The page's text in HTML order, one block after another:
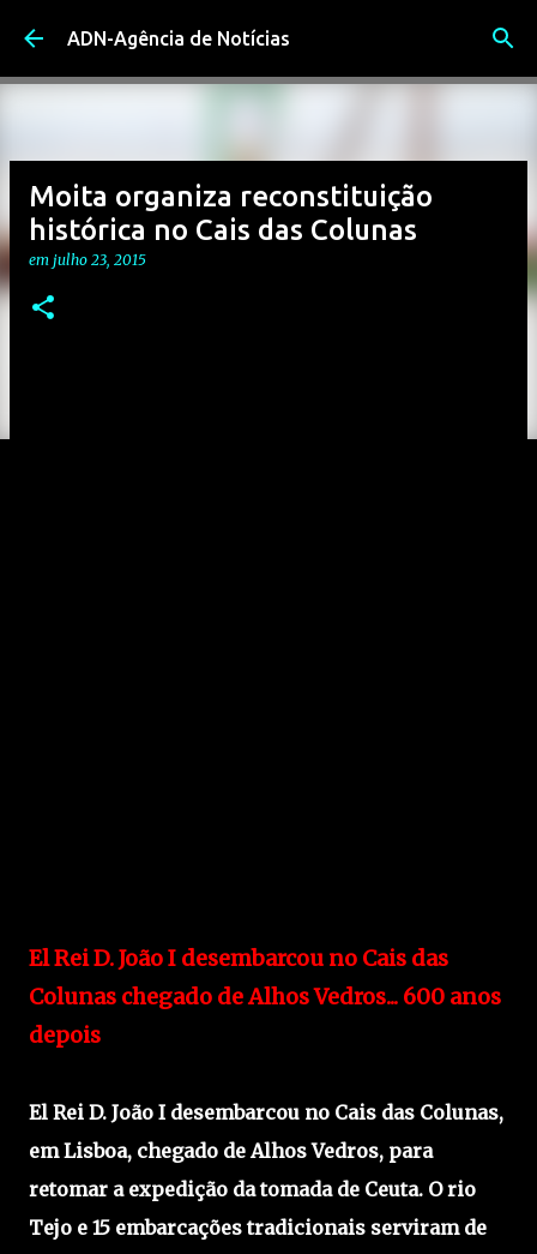
Avançar para o conteúdo principal
ADN-Agência de Notícias
Moita organiza reconstituição
histórica no Cais das Colunas
em julho 23, 2015
El Rei D. João I desembarcou no Cais das
Colunas chegado de Alhos Vedros... 600 anos
depois
El Rei D. João I desembarcou no Cais das Colunas,
em Lisboa, chegado de Alhos Vedros, para
retomar a expedição da tomada de Ceuta. O rio
Tejo e 15 embarcações tradicionais serviram de